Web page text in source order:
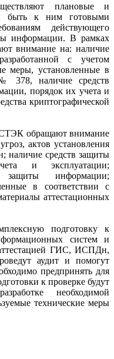
плановые и
быть к ним готовыми
действующего
информации. В рамках
внимание на: наличие
с учетом
меры, установленные в
378, наличие средств
порядок их учета и
криптографической
обращают внимание
актов установления
средств защиты
и эксплуатации;
информации;
в соответствии с
аттестационных
подготовку к
систем и
аттестацией ГИС, ИСПДн,
аудит и помогут
предпринять для
к проверке будут
необходимой
технические меры